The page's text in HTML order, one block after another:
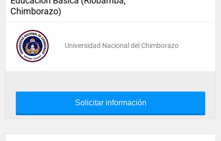
Chimborazo)
Universidad Nacional del Chimborazo
Solicitar información